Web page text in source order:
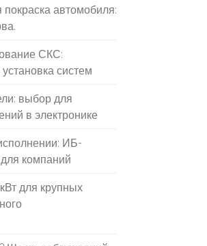
автомобиля:
СКС:
систем
выбор для
в электронике
ИБ-
компаний
для крупных